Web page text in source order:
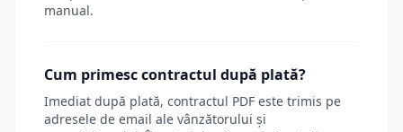
manual.
Cum primesc contractul după plată?
Imediat după plată, contractul PDF este trimis pe
adresele de email ale vânzătorului și